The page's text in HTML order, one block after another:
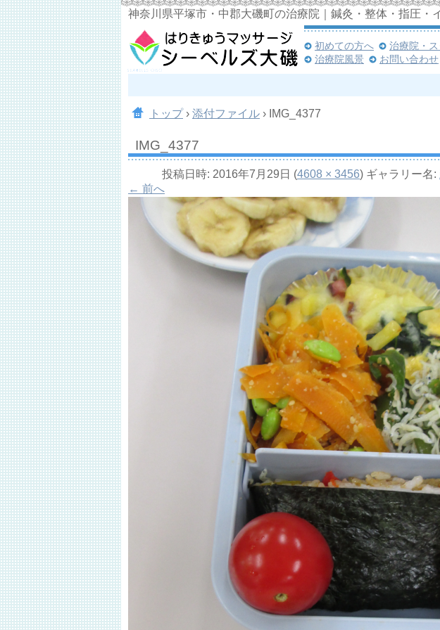
神奈川県平塚市・中郡大磯町の治療院｜鍼灸・整体・指圧
初めての方へ 治療院・
治療院風景
お問い合わせ
トップ › 添付ファイル › IMG_4377
IMG_4377
投稿日時: 2016年7月29日 (4608 × 3456) ギャラリー名:
← 前へ